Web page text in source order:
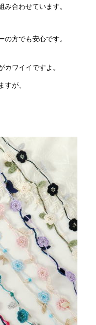
合わせています。
方でも安心です。
ワイイですよ。
が、